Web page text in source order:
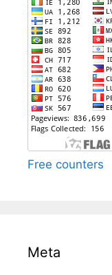
Free counters
Meta